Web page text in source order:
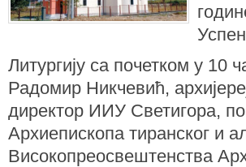
Литургију са почетком у 10
Радомир Никчевић,
директор ИИУ Светигора,
Архиепископа тиранског и
Високопреосвештенства